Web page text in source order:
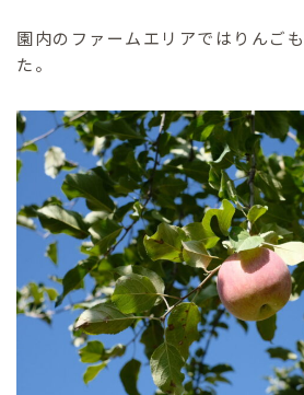
園内のファームエリアではりんご
た。